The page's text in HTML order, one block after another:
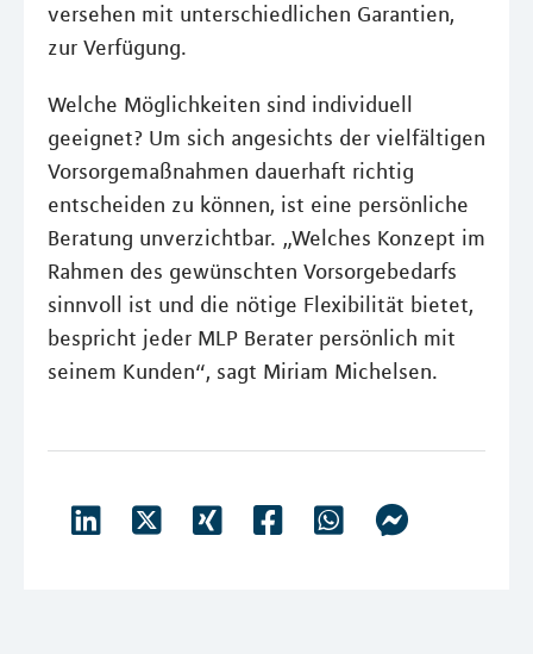
versehen mit unterschiedlichen Garantien,
zur Verfügung.
Welche Möglichkeiten sind individuell
geeignet? Um sich angesichts der vielfältigen
Vorsorgemaßnahmen dauerhaft richtig
entscheiden zu können, ist eine persönliche
Beratung unverzichtbar. „Welches Konzept im
Rahmen des gewünschten Vorsorgebedarfs
sinnvoll ist und die nötige Flexibilität bietet,
bespricht jeder MLP Berater persönlich mit
seinem Kunden“, sagt Miriam Michelsen.